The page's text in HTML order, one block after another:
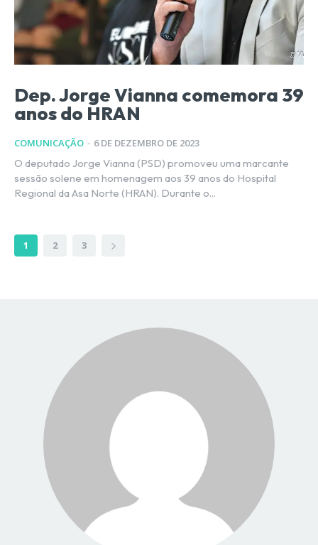
Dep. Jorge Vianna comemora 39
anos do HRAN
COMUNICAÇÃO - 6 DE DEZEMBRO DE 2023
O deputado Jorge Vianna (PSD) promoveu uma marcante
sessão solene em homenagem aos 39 anos do Hospital
Regional da Asa Norte (HRAN). Durante o...
1 2 3